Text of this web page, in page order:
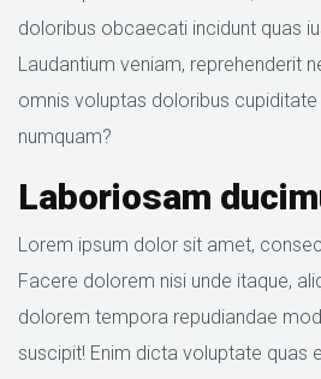
doloribus obcaecati incidunt quas
Laudantium veniam, reprehenderit
omnis voluptas doloribus
numquam?
Laboriosam
Lorem ipsum dolor sit amet,
Facere dolorem nisi unde itaque,
dolorem tempora repudiandae
uscipit! Enim dicta voluptate quas